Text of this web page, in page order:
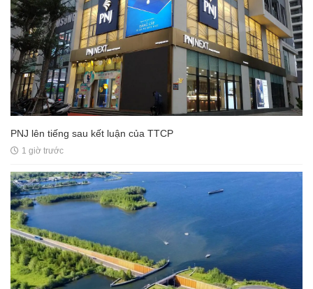
PNJ lên tiếng sau kết luận của TTCP
1 giờ trước